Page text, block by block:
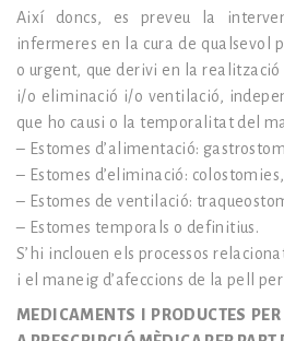
Així doncs, es preveu la
infermeres en la cura de qualsevol
o urgent, que derivi en la realització
i/o eliminació i/o ventilació,
que ho causi o la temporalitat del
– Estomes d’alimentació:
– Estomes d’eliminació:
– Estomes de ventilació:
– Estomes temporals o definitius.
S’hi inclouen els processos
i el maneig d’afeccions de la pell
MEDICAMENTS I PRODUCTES